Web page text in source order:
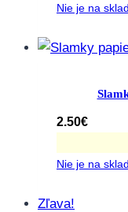
Nie je na
2.50€
Nie je na
Zľava!